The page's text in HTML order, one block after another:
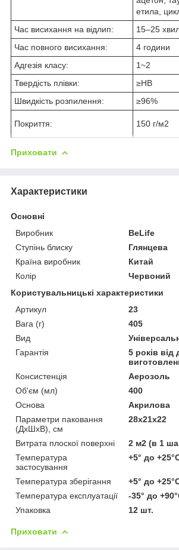
етила,
Час висихання на відлип:
15–25
Час повного висихання:
4 години
Адгезія класу:
1~2
Твердість плівки:
≥HB
Швидкість розпилення:
≥96%
Покриття: 150 г/м2
Приховати
Характеристики
Основні
Виробник
BeLife
Ступінь блиску
Глянцева
Країна виробник
Китай
Колір
Червоний
Користувальницькі характеристики
Артикул
23
Вага (г)
405
Вид
Гарантія
5 років від
Консистенція
Аерозоль
Об'єм (мл)
400
Основа
Акрилова
Параметри паковання
(ДхШхВ), см
28х21х22
Витрата плоскої поверхні
2 м2 (в 1
Температура
застосування
+5° до
Температура зберігання
+5° до
Температура експлуатації
-35° до
Упаковка
12 шт.
Приховати